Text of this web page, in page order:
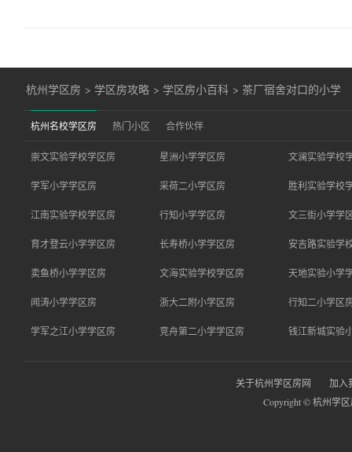
杭州学区房 > 学区房攻略 > 学区房小百科 > 茶厂宿舍对口的小学
杭州名校学区房 热门小区 合作伙伴
崇文实验学校学区房 星洲小学学区房 文澜实验学校
学军小学学区房 采荷二小学区房 胜利实验学校
江南实验学校学区房 行知小学学区房 文三街小学学
育才登云小学学区房 长寿桥小学学区房 安吉路实验学
卖鱼桥小学学区房 文海实验学校学区房 天地实验小学
闻涛小学学区房 浙大二附小学区房 行知二小学区
学军之江小学学区房 竞舟第二小学学区房 钱江新城实验
关于杭州学区房网
加入
Copyright © 杭州学